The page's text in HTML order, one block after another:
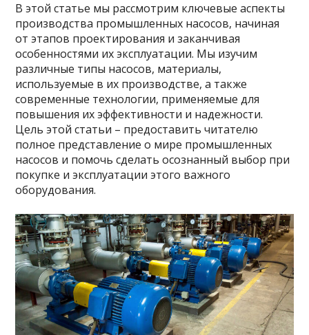
В этой статье мы рассмотрим ключевые аспекты
производства промышленных насосов, начиная
от этапов проектирования и заканчивая
особенностями их эксплуатации. Мы изучим
различные типы насосов, материалы,
используемые в их производстве, а также
современные технологии, применяемые для
повышения их эффективности и надежности.
Цель этой статьи – предоставить читателю
полное представление о мире промышленных
насосов и помочь сделать осознанный выбор при
покупке и эксплуатации этого важного
оборудования.